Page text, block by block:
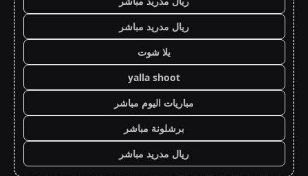
ريال مدريد مباشر
يلا شوت
yalla shoot
مباريات اليوم مباشر
برشلونة مباشر
ريال مدريد مباشر